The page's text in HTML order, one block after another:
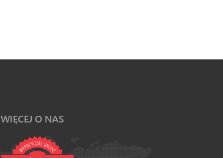
WIĘCEJ O NAS